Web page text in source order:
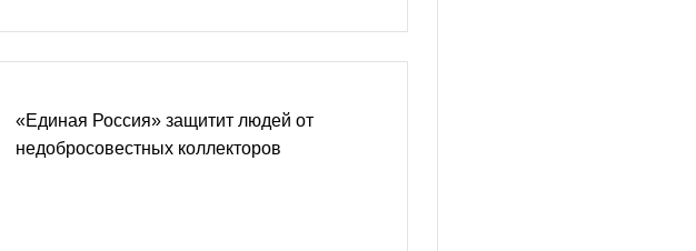
«Единая Россия» защитит людей от
недобросовестных коллекторов